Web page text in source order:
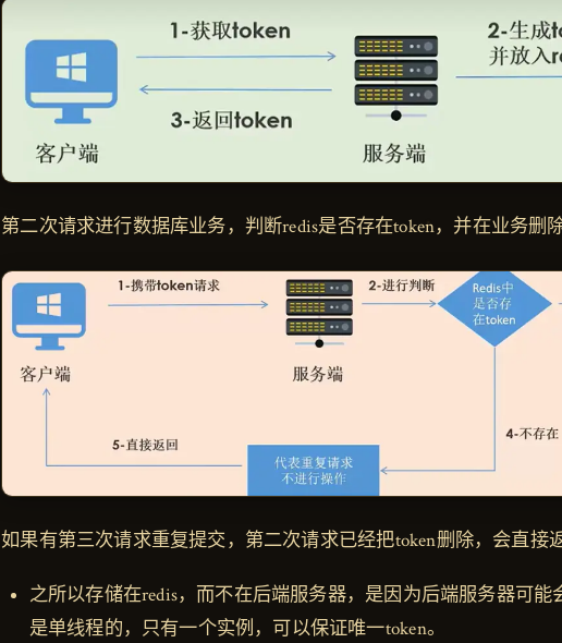
第二次请求进行数据库业务，判断redis是否存在token，并在业务删除
如果有第三次请求重复提交，第二次请求已经把token删除，会直接返
之所以存储在redis，而不在后端服务器，是因为后端服务器可能
是单线程的，只有一个实例，可以保证唯一token。